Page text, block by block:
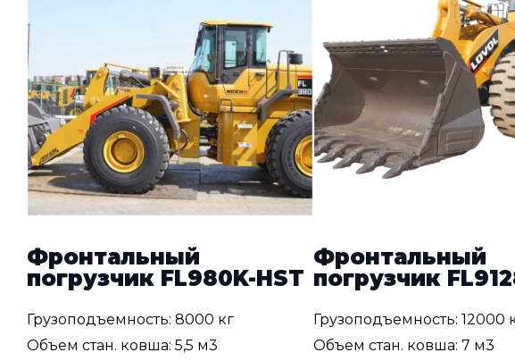
Фронтальный
погрузчик FL980K-HST
Грузоподъемность: 8000 кг
Объем стан. ковша: 5,5 м3
Фронтальный
погрузчик
Грузоподъемность: 12000
Объем стан. ковша: 7 м3